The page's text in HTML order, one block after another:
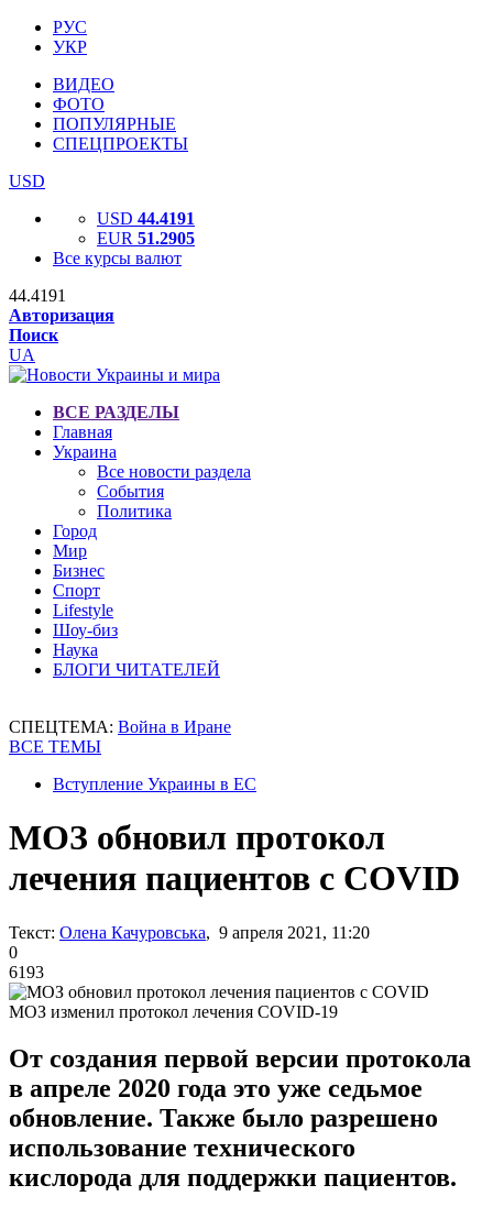
РУС
УКР
ВИДЕО
ФОТО
ПОПУЛЯРНЫЕ
СПЕЦПРОЕКТЫ
USD
USD 44.4191
EUR 51.2905
Все курсы валют
44.4191
Авторизация
Поиск
UA
ВСЕ РАЗДЕЛЫ
Главная
Украина
Все новости раздела
События
Политика
Город
Мир
Бизнес
Спорт
Lifestyle
Шоу-биз
Наука
БЛОГИ ЧИТАТЕЛЕЙ
СПЕЦТЕМА: Война в Иране
ВСЕ ТЕМЫ
Вступление Украины в ЕС
МОЗ обновил протокол
лечения пациентов с COVID
Текст: Олена Качуровська, 9 апреля 2021, 11:20
0
6193
МОЗ изменил протокол лечения COVID-19
От создания первой версии протокола
в апреле 2020 года это уже седьмое
обновление. Также было разрешено
использование технического
кислорода для поддержки пациентов.